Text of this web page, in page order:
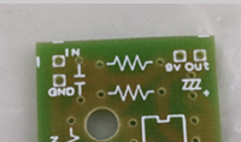
IC Bufferプリント基板
SOLD OUT